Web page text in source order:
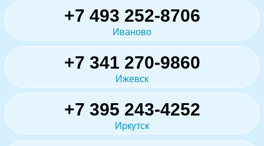
+7 493 252-8706
Иваново
+7 341 270-9860
Ижевск
+7 395 243-4252
Иркутск